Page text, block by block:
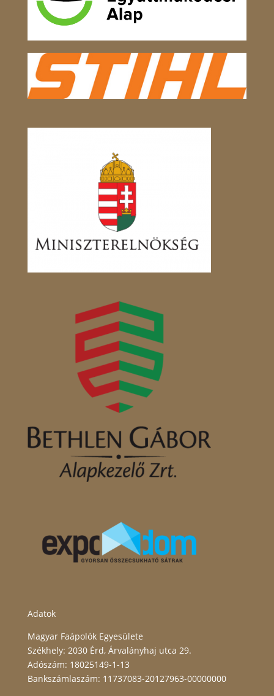
Adatok
Magyar Faápolók Egyesülete
Székhely: 2030 Érd, Árvalányhaj utca 29.
Adószám: 18025149-1-13
Bankszámlaszám: 11737083-20127963-00000000